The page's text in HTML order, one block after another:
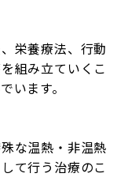
栄養療法、行動
組み立ていくこ
います。
な温熱・非温熱
て行う治療のこ